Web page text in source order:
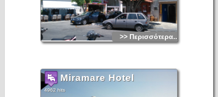
>> Περισσότερα...
Miramare Hotel
4962 hits